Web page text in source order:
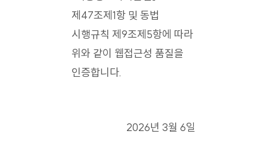
제47조제1항 및 동법
시행규칙 제9조제5항에 따라
위와 같이 웹접근성 품질을
인증합니다.
2026년 3월 6일